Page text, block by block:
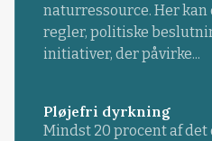
naturressource. Her kan
regler, politiske
initiativer, der påvirke...
Pløjefri dyrkning
Mindst 20 procent af det